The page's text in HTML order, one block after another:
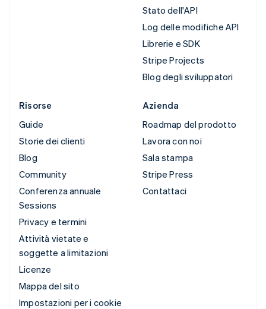
Stato dell'API
Log delle modifiche API
Librerie e SDK
Stripe Projects
Blog degli sviluppatori
Risorse
Guide
Storie dei clienti
Blog
Community
Conferenza annuale
Sessions
Privacy e termini
Attività vietate e
soggette a limitazioni
Licenze
Mappa del sito
Impostazioni per i cookie
Azienda
Roadmap del prodotto
Lavora con noi
Sala stampa
Stripe Press
Contattaci